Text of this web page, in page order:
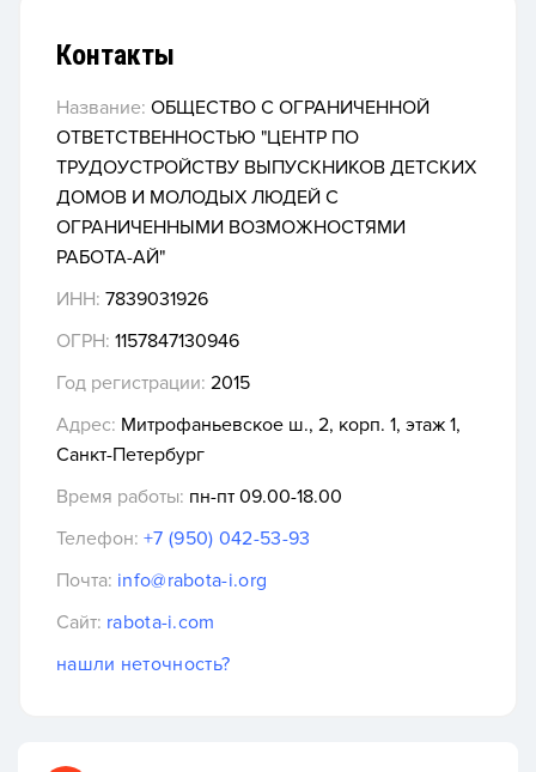
Контакты
Название: ОБЩЕСТВО С ОГРАНИЧЕННОЙ
ОТВЕТСТВЕННОСТЬЮ "ЦЕНТР ПО
ТРУДОУСТРОЙСТВУ ВЫПУСКНИКОВ ДЕТСКИХ
ДОМОВ И МОЛОДЫХ ЛЮДЕЙ С
ОГРАНИЧЕННЫМИ ВОЗМОЖНОСТЯМИ
РАБОТА-АЙ"
ИНН: 7839031926
ОГРН: 1157847130946
Год регистрации: 2015
Адрес: Митрофаньевское ш., 2, корп. 1, этаж 1,
Санкт-Петербург
Время работы: пн-пт 09.00-18.00
Телефон: +7 (950) 042-53-93
Почта: info@rabota-i.org
Сайт: rabota-i.com
нашли неточность?